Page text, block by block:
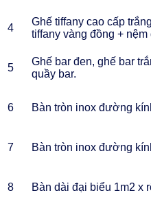
4
Ghế tiffany cao cấp
tiffany vàng đồng + nệm
5
Ghế bar đen, ghế bar
quầy bar.
6 Bàn tròn inox đường
7 Bàn tròn inox đường
8 Bàn dài đại biểu 1m2 x